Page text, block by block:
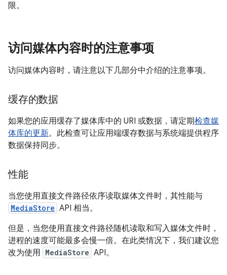
限。
访问媒体内容时的注意事项
访问媒体内容时，请注意以下几部分中介绍的注意事项。
缓存的数据
如果您的应用缓存了媒体库中的 URI 或数据，请定期检查媒
体库的更新。此检查可让应用端缓存数据与系统端提供程序
数据保持同步。
性能
当您使用直接文件路径依序读取媒体文件时，其性能与
MediaStore API 相当。
但是，当您使用直接文件路径随机读取和写入媒体文件时，
进程的速度可能最多会慢一倍。在此类情况下，我们建议您
改为使用 MediaStore API。